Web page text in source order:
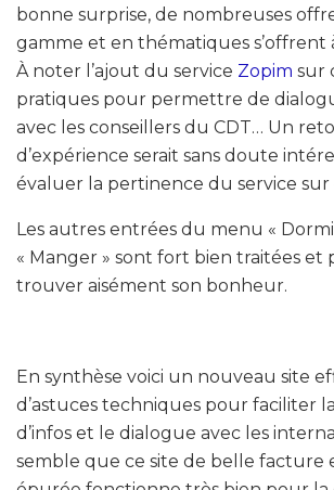
bonne surprise, de nombreuses
gamme et en thématiques s’offrent
À noter l’ajout du service Zopim sur
pratiques pour permettre de
avec les conseillers du CDT… Un
d’expérience serait sans doute
évaluer la pertinence du service sur
Les autres entrées du menu «
« Manger » sont fort bien traitées
trouver aisément son bonheur.
En synthèse voici un nouveau site
d’astuces techniques pour faciliter
d’infos et le dialogue avec les
semble que ce site de belle facture